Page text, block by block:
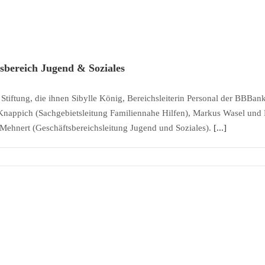
Jugend & Soziales
die ihnen Sibylle König, Bereichsleiterin Personal der
(Sachgebietsleitung Familiennahe Hilfen), Markus Wasel
(Geschäftsbereichsleitung Jugend und Soziales). [...]